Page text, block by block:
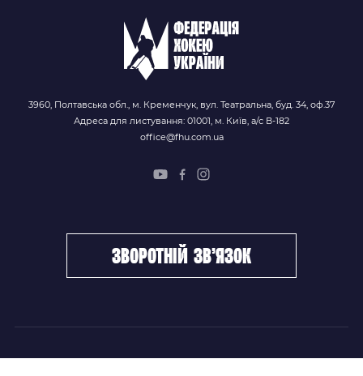
3960, Полтавська обл., м. Кременчук, вул. Театральна, буд. 34, оф.37
Адреса для листування: 01001, м. Київ, а/с В-182
office@fhu.com.ua
зворотній зв’язок